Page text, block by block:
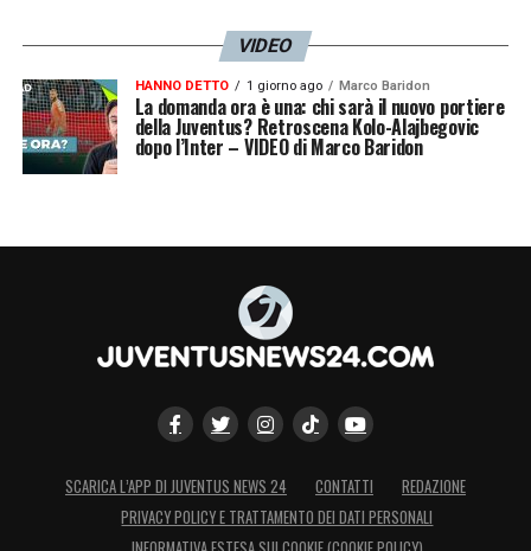
VIDEO
HANNO DETTO 1 giorno ago Marco Baridon
La domanda ora è una: chi sarà il nuovo portiere
della Juventus? Retroscena Kolo-Alajbegovic
dopo l’Inter – VIDEO di Marco Baridon
SCARICA L’APP DI JUVENTUS NEWS 24 CONTATTI
REDAZIONE
PRIVACY POLICY E TRATTAMENTO DEI DATI PERSONALI